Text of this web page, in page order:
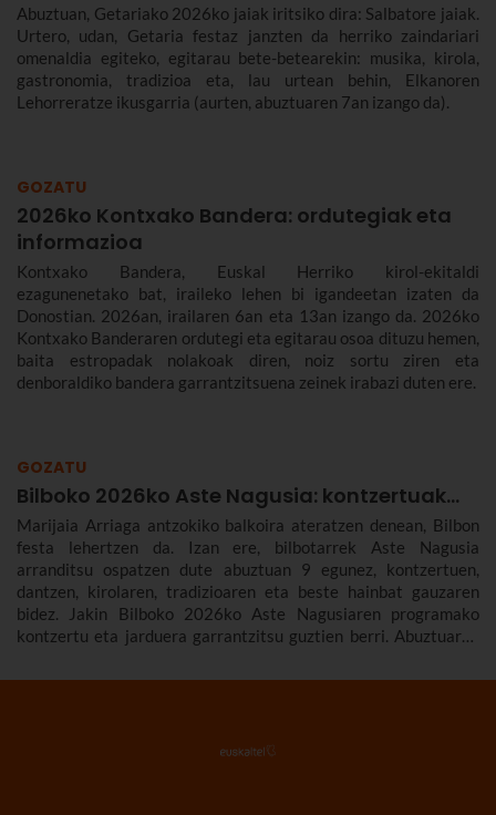
Abuztuan, Getariako 2026ko jaiak iritsiko dira: Salbatore jaiak.
Urtero, udan, Getaria festaz janzten da herriko zaindariari
omenaldia egiteko, egitarau bete-betearekin: musika, kirola,
gastronomia, tradizioa eta, lau urtean behin, Elkanoren
Lehorreratze ikusgarria (aurten, abuztuaren 7an izango da).
GOZATU
2026ko Kontxako Bandera: ordutegiak eta
informazioa
Kontxako Bandera, Euskal Herriko kirol-ekitaldi
ezagunenetako bat, iraileko lehen bi igandeetan izaten da
Donostian. 2026an, irailaren 6an eta 13an izango da. 2026ko
Kontxako Banderaren ordutegi eta egitarau osoa dituzu hemen,
baita estropadak nolakoak diren, noiz sortu ziren eta
denboraldiko bandera garrantzitsuena zeinek irabazi duten ere.
GOZATU
Bilboko 2026ko Aste Nagusia: kontzertuak...
Marijaia Arriaga antzokiko balkoira ateratzen denean, Bilbon
festa lehertzen da. Izan ere, bilbotarrek Aste Nagusia
arranditsu ospatzen dute abuztuan 9 egunez, kontzertuen,
dantzen, kirolaren, tradizioaren eta beste hainbat gauzaren
bidez. Jakin Bilboko 2026ko Aste Nagusiaren programako
kontzertu eta jarduera garrantzitsu guztien berri. Abuztuaren